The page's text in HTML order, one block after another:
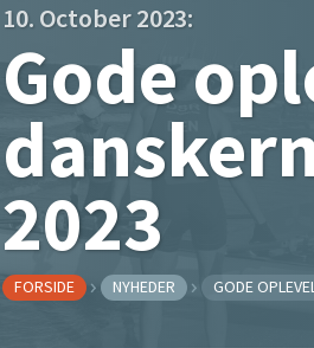
10. October 2023:
Gode
2023
FORSIDE NYHEDER GODE